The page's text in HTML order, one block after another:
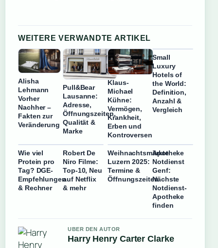
WEITERE VERWANDTE ARTIKEL
Alisha
Lehmann
Vorher
Nachher –
Fakten zur
Veränderung
Pull&Bear
Lausanne:
Adresse,
Öffnungszeiten,
Qualität &
Marke
Klaus-
Michael
Kühne:
Vermögen,
Krankheit,
Erben und
Kontroversen
Small
Luxury
Hotels of
the World:
Definition,
Anzahl &
Vergleich
Wie viel
Protein pro
Tag? DGE-
Empfehlungen
& Rechner
Robert De
Niro Filme:
Top-10, Neu
auf Netflix
& mehr
Weihnachtsmärkte
Luzern 2025:
Termine &
Öffnungszeiten
Apotheke
Notdienst
Genf:
Nächste
Notdienst-
Apotheke
finden
UBER DEN AUTOR
Harry Henry Carter Clarke